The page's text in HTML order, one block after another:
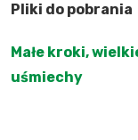
Pliki do pobrania
Małe kroki,
uśmiechy